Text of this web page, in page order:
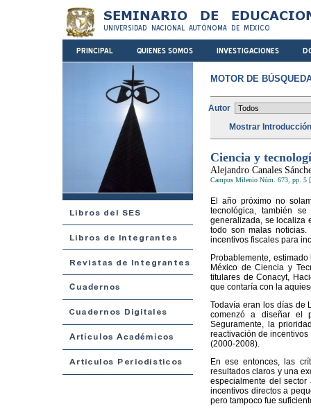
MOTOR DE
Autor
Mostrar
Ciencia y
Alejandro Canales
Campus Milenio Núm. 673, pp. 5
El año próximo no
tecnológica, también
generalizada, se localiza
todo son malas
incentivos fiscales para
Probablemente,
México de Ciencia y
titulares de Conacyt,
que contaría con la
Todavía eran los días de
comenzó a diseñar el
Seguramente, la
reactivación de
(2000-2008).
En ese entonces, las
resultados claros y una
especialmente del
incentivos directos a
pero tampoco fue